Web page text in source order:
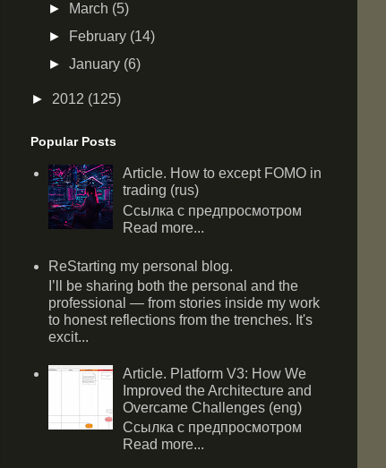
►
March (5)
►
February (14)
►January (6)
► 2012 (125)
Popular Posts
Article. How to except FOMO in
trading (rus)
Ссылка с предпросмотром
Read more...
ReStarting my personal blog.
I’ll be sharing both the personal and the
professional — from stories inside my work
to honest reflections from the trenches. It's
excit...
Article. Platform V3: How We
Improved the Architecture and
Overcame Challenges (eng)
Ссылка с предпросмотром
Read more...